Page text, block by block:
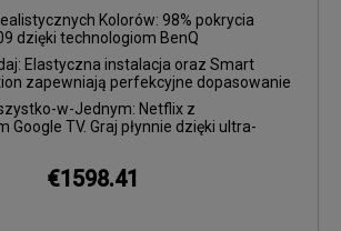
Kolorów: 98% pokrycia
dzięki technologiom BenQ
i HDR-PRO.
Elastyczna instalacja oraz Smart
zapewniają perfekcyjne dopasowanie
w dowolnym miejscu.
w-Jednym: Netflix z
Google TV. Graj płynnie dzięki ultra-
€1598.41